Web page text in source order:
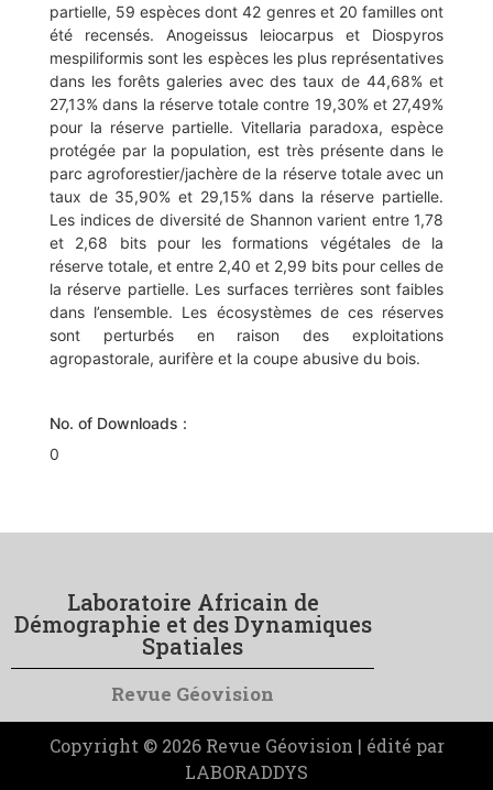
partielle, 59 espèces dont 42 genres et 20 familles ont
été recensés. Anogeissus leiocarpus et Diospyros
mespiliformis sont les espèces les plus représentatives
dans les forêts galeries avec des taux de 44,68% et
27,13% dans la réserve totale contre 19,30% et 27,49%
pour la réserve partielle. Vitellaria paradoxa, espèce
protégée par la population, est très présente dans le
parc agroforestier/jachère de la réserve totale avec un
taux de 35,90% et 29,15% dans la réserve partielle.
Les indices de diversité de Shannon varient entre 1,78
et 2,68 bits pour les formations végétales de la
réserve totale, et entre 2,40 et 2,99 bits pour celles de
la réserve partielle. Les surfaces terrières sont faibles
dans l’ensemble. Les écosystèmes de ces réserves
sont perturbés en raison des exploitations
agropastorale, aurifère et la coupe abusive du bois.
No. of Downloads :
0
Laboratoire Africain de
Démographie et des Dynamiques
Spatiales
Revue Géovision
Copyright © 2026 Revue Géovision | édité par
LABORADDYS